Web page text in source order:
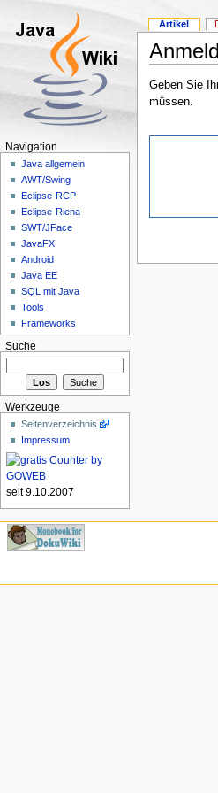
Geben Sie
müssen.
Artikel
Navigation
Java allgemein
AWT/Swing
Eclipse-RCP
Eclipse-Riena
SWT/JFace
JavaFX
Android
Java EE
SQL mit Java
Tools
Frameworks
Suche
Werkzeuge
Seitenverzeichnis
Impressum
seit 9.10.2007